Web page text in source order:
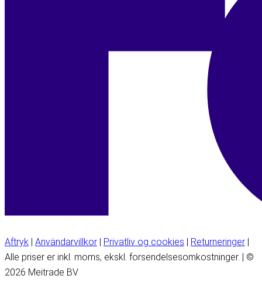
Aftryk | Användarvillkor | Privatliv og cookies | Returneringer |
Alle priser er inkl. moms, ekskl. forsendelsesomkostninger. | ©
2026 Meitrade BV